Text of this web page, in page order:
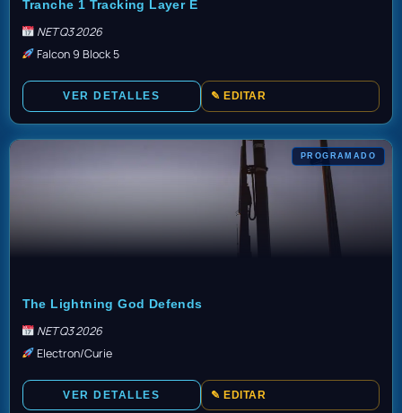
Tranche 1 Tracking Layer E
NET Q3 2026
Falcon 9 Block 5
VER DETALLES ✎ EDITAR
PROGRAMADO
The Lightning God Defends
NET Q3 2026
Electron/Curie
VER DETALLES ✎ EDITAR